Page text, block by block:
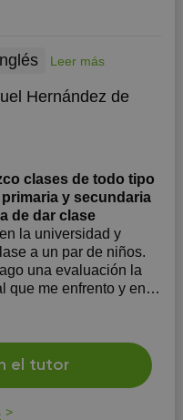
Leer más
Hernández de
clases de todo tipo
y secundaria
de dar clase
la universidad y
a un par de niños.
una evaluación la
que me enfrento y en
adecuado
de la clase
el tutor